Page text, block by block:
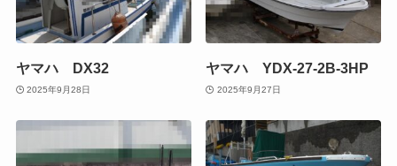
ヤマハ DX32
2025年9月28日
ヤマハ YDX-27-2B-3HP
2025年9月27日